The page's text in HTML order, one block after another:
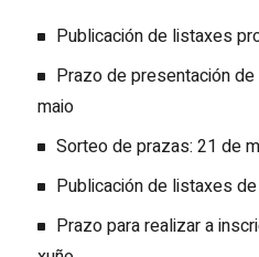
Publicación de listaxes
Prazo de presentación
maio
Sorteo de prazas: 21 de
Publicación de listaxes
Prazo para realizar a